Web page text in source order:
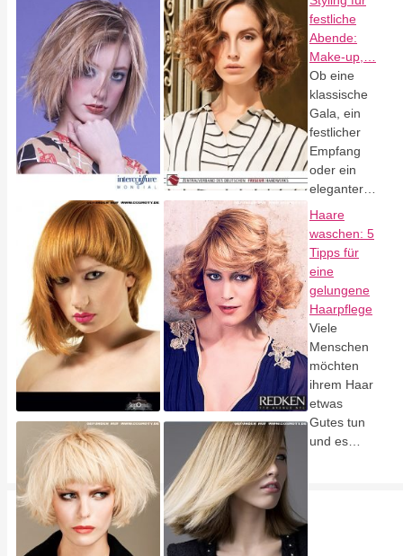
festliche
Abende:
Make-up,…
Ob eine
klassische
Gala, ein
festlicher
Empfang
oder ein
eleganter…
Haare
waschen: 5
Tipps für
eine
gelungene
Haarpflege
Viele
Menschen
möchten
ihrem Haar
etwas
Gutes tun
und es…